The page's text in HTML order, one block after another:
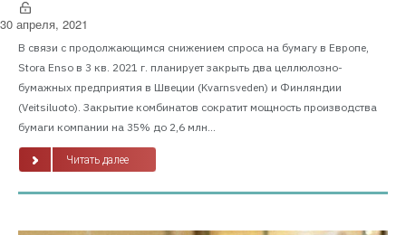
30 апреля, 2021
В связи с продолжающимся снижением спроса на бумагу в Европе,
Stora Enso в 3 кв. 2021 г. планирует закрыть два целлюлозно-
бумажных предприятия в Швеции (Kvarnsveden) и Финляндии
(Veitsiluoto). Закрытие комбинатов сократит мощность производства
бумаги компании на 35% до 2,6 млн...
Читать далее